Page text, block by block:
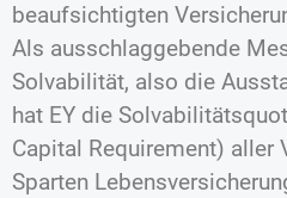
beaufsichtigten
Als ausschlaggebende
Solvabilität, also die
hat EY die
Capital Requirement) aller
Sparten